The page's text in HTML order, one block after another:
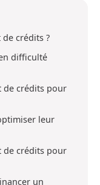
de crédits ?
difficulté
de crédits pour
leur
de crédits pour
un